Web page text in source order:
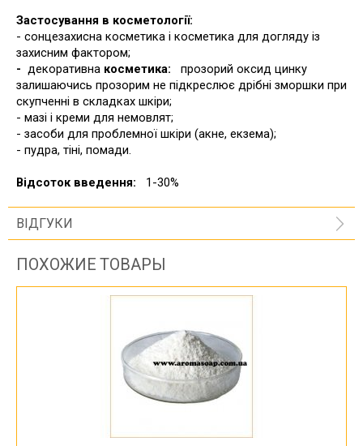
Застосування в косметології:
- сонцезахисна косметика і косметика для догляду із
захисним фактором;
- декоративна косметика:
прозорий оксид цинку
залишаючись прозорим не підкреслює дрібні зморшки при
скупченні в складках шкіри;
- мазі і креми для немовлят;
- засоби для проблемної шкіри (акне, екзема);
- пудра, тіні, помади.
Відсоток введення: 1-30%
ВІДГУКИ
ПОХОЖИЕ ТОВАРЫ